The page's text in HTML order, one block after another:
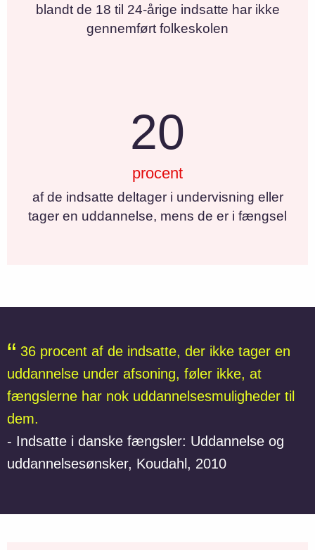
blandt de 18 til 24-årige indsatte har ikke
gennemført folkeskolen
20
procent
af de indsatte deltager i undervisning eller
tager en uddannelse, mens de er i fængsel
36 procent af de indsatte, der ikke tager en
uddannelse under afsoning, føler ikke, at
fængslerne har nok uddannelsesmuligheder til
dem.
- Indsatte i danske fængsler: Uddannelse og
uddannelsesønsker, Koudahl, 2010